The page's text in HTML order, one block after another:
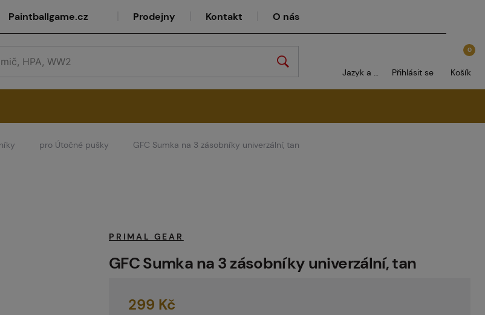
Paintballgame.cz Prodejny Kontakt O nás
Jazyk a měna Přihlásit se
0
Košík
pro Útočné pušky GFC Sumka na 3 zásobníky univerzální, tan
PRIMAL GEAR
GFC Sumka na 3 zásobníky univerzální, tan
299 Kč